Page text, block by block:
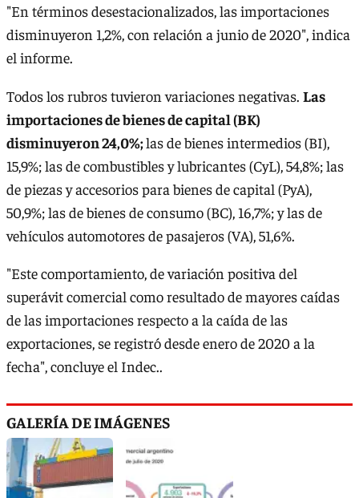
"En términos desestacionalizados, las importaciones
disminuyeron 1,2%, con relación a junio de 2020", indica
el informe.
Todos los rubros tuvieron variaciones negativas. Las
importaciones de bienes de capital (BK)
disminuyeron 24,0%;las de bienes intermedios (BI),
15,9%; las de combustibles y lubricantes (CyL), 54,8%; las
de piezas y accesorios para bienes de capital (PyA),
50,9%; las de bienes de consumo (BC), 16,7%; y las de
vehículos automotores de pasajeros (VA), 51,6%.
"Este comportamiento, de variación positiva del
superávit comercial como resultado de mayores caídas
de las importaciones respecto a la caída de las
exportaciones, se registró desde enero de 2020 a la
fecha", concluye el Indec..
GALERÍA DE IMÁGENES